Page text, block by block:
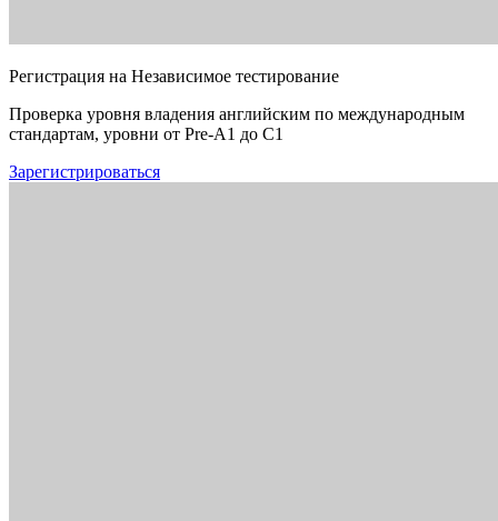
Регистрация на Независимое тестирование
Проверка уровня владения английским по международным
стандартам, уровни от Pre-A1 до C1
Зарегистрироваться